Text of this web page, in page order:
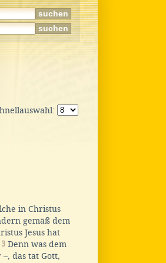
in Christus
gemäß dem
Jesus hat
3 Denn was dem
das tat Gott,